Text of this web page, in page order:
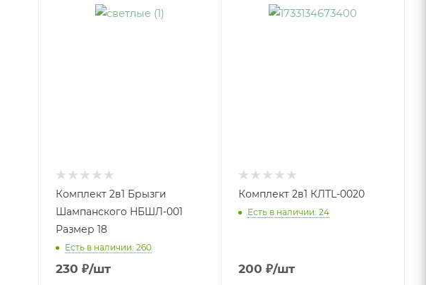
Комплект 2в1 Брызги
Шампанского НБШЛ-001
Размер 18
Есть в наличии: 260
230 ₽/шт
Комплект 2в1 КЛТL-0020
Есть в наличии: 24
200 ₽/шт